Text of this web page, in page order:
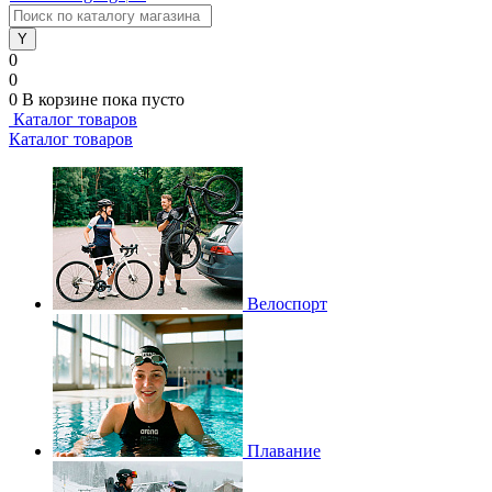
0
0
0 В корзине пока пусто
Каталог товаров
Каталог товаров
Велоспорт
Плавание